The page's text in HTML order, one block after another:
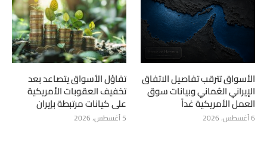
الأسواق تترقب تفاصيل الاتفاق
الإيراني العُماني وبيانات سوق
العمل الأمريكية غداً
6 أغسطس، 2026
تفاؤل الأسواق يتصاعد بعد
تخفيف العقوبات الأمريكية
على كيانات مرتبطة بإيران
5 أغسطس، 2026